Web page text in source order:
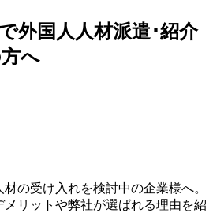
外国人人材派遣･紹介
へ
の受け入れを検討中の企業様へ。
リットや弊社が選ばれる理由を紹